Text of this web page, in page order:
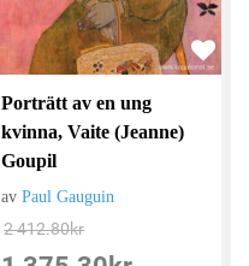
Porträtt av en ung
kvinna, Vaite (Jeanne)
Goupil
avPaul Gauguin
2 412.80kr